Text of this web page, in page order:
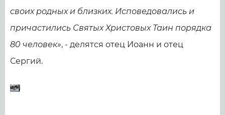
своих родных и близких. Исповедовались и
причастились Святых Христовых Таин порядка
80 человек», - делятся отец Иоанн и отец
Сергий.